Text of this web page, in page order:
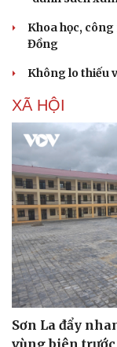
Khoa học,
Đồng
Không lo thiếu
XÃ HỘI
Sơn La đẩy
vùng biên